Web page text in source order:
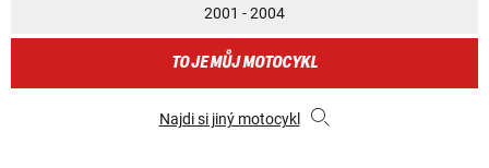
2001 - 2004
TO JE MŮJ MOTOCYKL
Najdi si jiný motocykl